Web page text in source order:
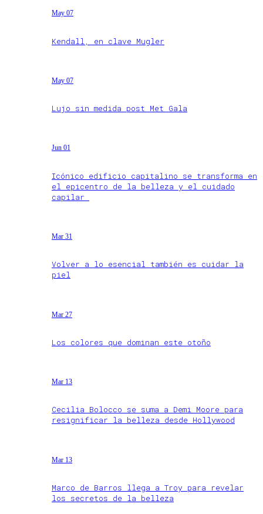
May 07
Kendall, en clave Mugler
May 07
Lujo sin medida post Met Gala
Jun 01
Icónico edificio capitalino se transforma en
el epicentro de la belleza y el cuidado
capilar
Mar 31
Volver a lo esencial también es cuidar la
piel
Mar 27
Los colores que dominan este otoño
Mar 13
Cecilia Bolocco se suma a Demi Moore para
resignificar la belleza desde Hollywood
Mar 13
Marco de Barros llega a Troy para revelar
los secretos de la belleza